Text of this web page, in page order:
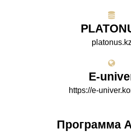
platonus.kz
E-
https://e-
Программа